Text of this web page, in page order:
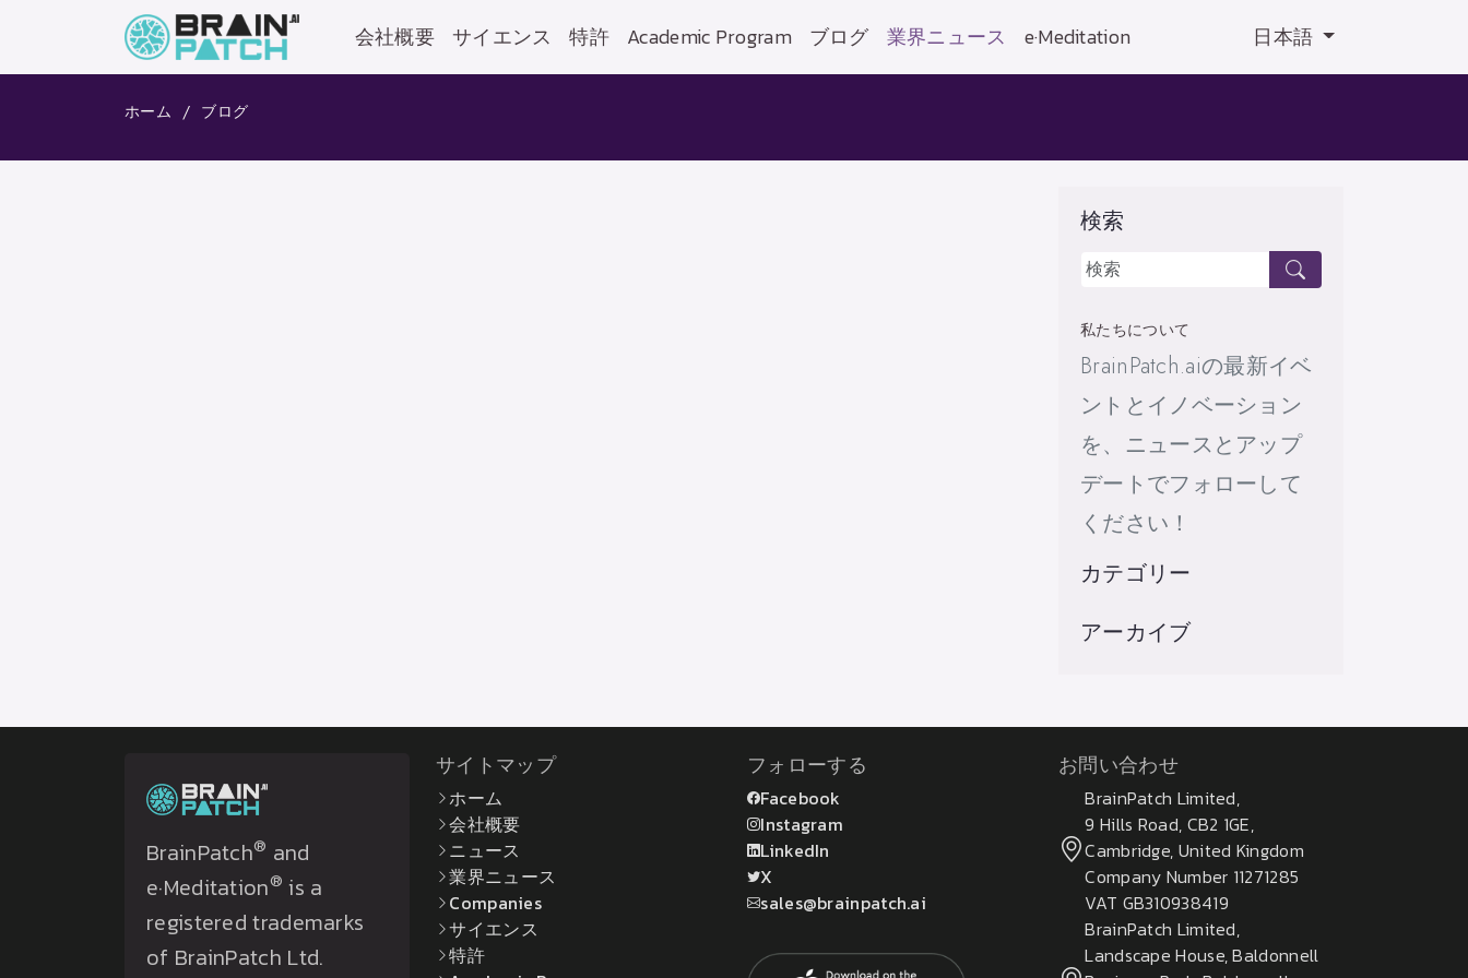
会社概要 サイエンス 特許 Academic Program ブログ 業界ニュース e·Meditation 日本語
ホーム ブログ
検索
私たちについて
BrainPatch.aiの最新イベ
ントとイノベーション
を、ニュースとアップ
デートでフォローして
ください！
カテゴリー
アーカイブ
BrainPatch® and
e·Meditation® is a
registered trademarks
of BrainPatch Ltd.
サイトマップ
ホーム
会社概要
ニュース
業界ニュース
Companies
サイエンス
特許
フォローする
Facebook
Instagram
LinkedIn
X
sales@brainpatch.ai
お問い合わせ
BrainPatch Limited,
9 Hills Road, CB2 1GE,
Cambridge, United Kingdom
Company Number 11271285
VAT GB310938419
BrainPatch Limited,
Landscape House, Baldonnell